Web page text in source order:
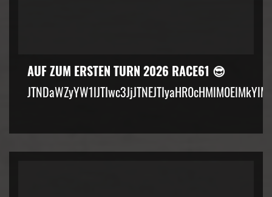
AUF ZUM ERSTEN TURN 2026 RACE61 😎